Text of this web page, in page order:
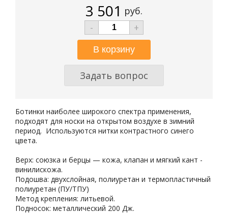
3 501 руб.
-
+
Задать вопрос
Ботинки наиболее широкого спектра применения,
подходят для носки на открытом воздухе в зимний
период. Используются нитки контрастного синего
цвета.
Верх: союзка и берцы — кожа, клапан и мягкий кант -
винилискожа.
Подошва: двухслойная, полиуретан и термопластичный
полиуретан (ПУ/ТПУ)
Метод крепления: литьевой.
Подносок: металлический 200 Дж.